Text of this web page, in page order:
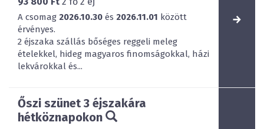
A csomag 2026.10.30 és 2026.11.01 között
érvényes.
2 éjszaka szállás bőséges reggeli meleg
ételekkel, hideg magyaros finomságokkal, házi
lekvárokkal és...
Őszi szünet 3 éjszakára
hétköznapokon